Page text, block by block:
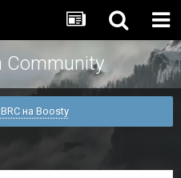
Community
на Boosty